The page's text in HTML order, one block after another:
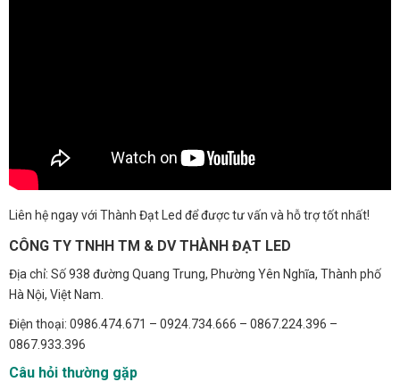
Liên hệ ngay với Thành Đạt Led để được tư vấn và hỗ trợ tốt nhất!
CÔNG TY TNHH TM & DV THÀNH ĐẠT LED
Địa chỉ: Số 938 đường Quang Trung, Phường Yên Nghĩa, Thành phố
Hà Nội, Việt Nam.
Điện thoại: 0986.474.671 – 0924.734.666 – 0867.224.396 –
0867.933.396
Câu hỏi thường gặp